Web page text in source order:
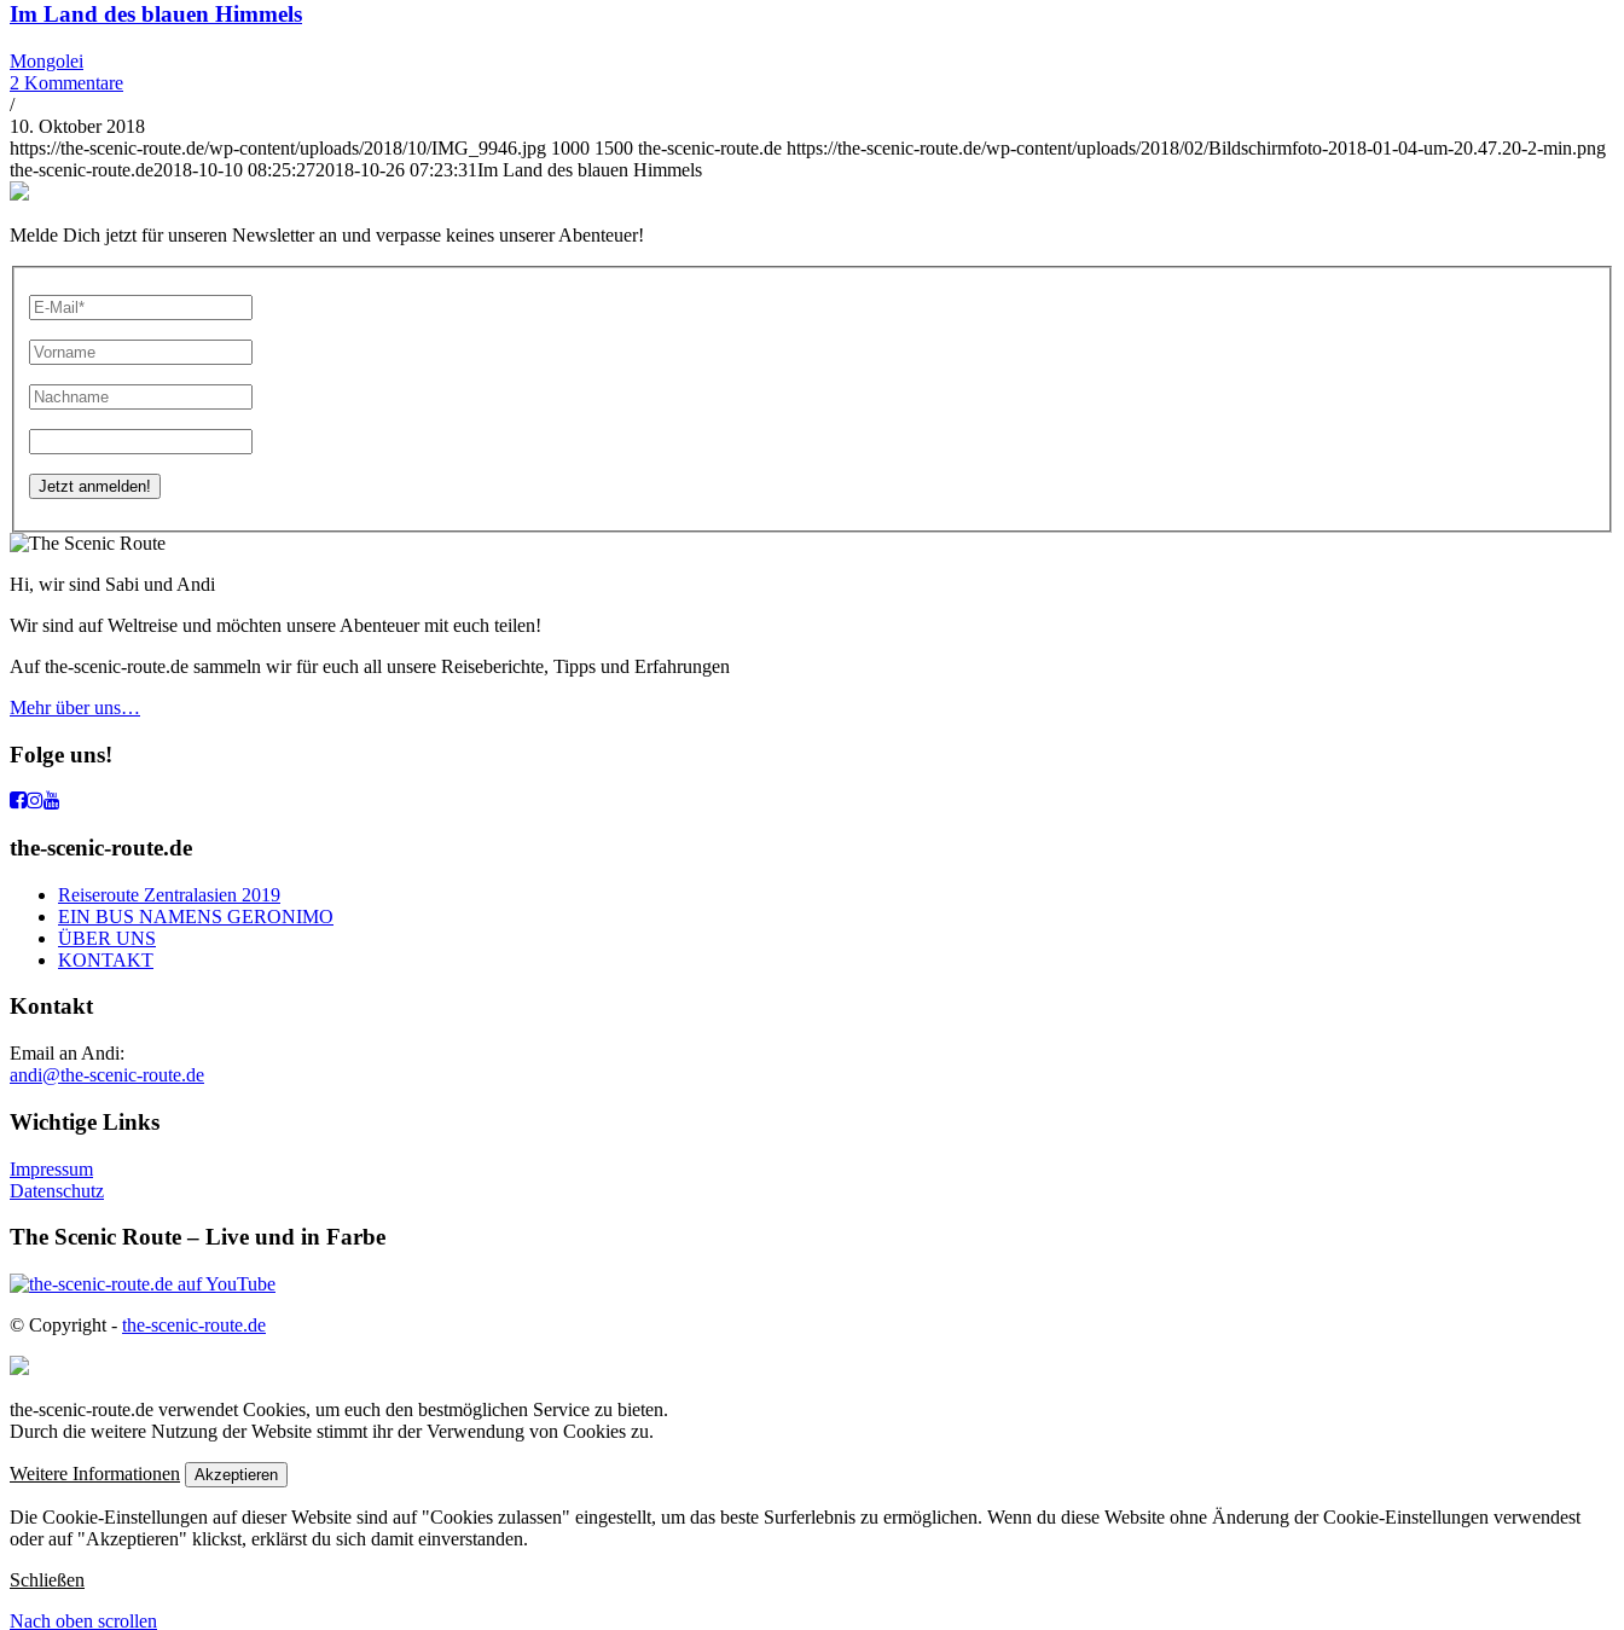
Im Land des blauen Himmels
Mongolei
2 Kommentare
/
10. Oktober 2018
https://the-scenic-route.de/wp-content/uploads/2018/10/IMG_9946.jpg 1000 1500 the-scenic-route.de https://the-scenic-route.de/wp-content/uploads/2018/02/Bildschirmfoto-2018-01-04-um-20.47.20-2-min.png
the-scenic-route.de2018-10-10 08:25:272018-10-26 07:23:31Im Land des blauen Himmels
Melde Dich jetzt für unseren Newsletter an und verpasse keines unserer Abenteuer!
Hi, wir sind Sabi und Andi
Wir sind auf Weltreise und möchten unsere Abenteuer mit euch teilen!
Auf the-scenic-route.de sammeln wir für euch all unsere Reiseberichte, Tipps und Erfahrungen
Mehr über uns…
Folge uns!
the-scenic-route.de
Reiseroute Zentralasien 2019
EIN BUS NAMENS GERONIMO
ÜBER UNS
KONTAKT
Kontakt
Email an Andi:
andi@the-scenic-route.de
Wichtige Links
Impressum
Datenschutz
The Scenic Route – Live und in Farbe
© Copyright - the-scenic-route.de
the-scenic-route.de verwendet Cookies, um euch den bestmöglichen Service zu bieten.
Durch die weitere Nutzung der Website stimmt ihr der Verwendung von Cookies zu.
Weitere Informationen Akzeptieren
Die Cookie-Einstellungen auf dieser Website sind auf "Cookies zulassen" eingestellt, um das beste Surferlebnis zu ermöglichen. Wenn du diese Website ohne Änderung der Cookie-Einstellungen verwendest
oder auf "Akzeptieren" klickst, erklärst du sich damit einverstanden.
Schließen
Nach oben scrollen